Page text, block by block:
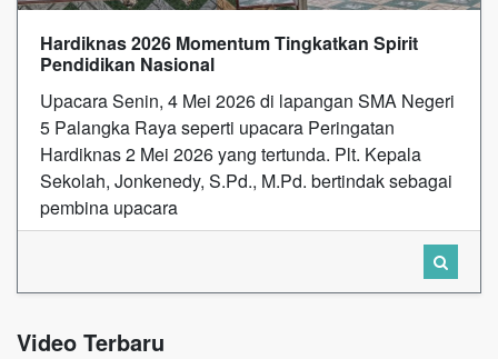
Hardiknas 2026 Momentum Tingkatkan Spirit
Pendidikan Nasional
Upacara Senin, 4 Mei 2026 di lapangan SMA Negeri
5 Palangka Raya seperti upacara Peringatan
Hardiknas 2 Mei 2026 yang tertunda. Plt. Kepala
Sekolah, Jonkenedy, S.Pd., M.Pd. bertindak sebagai
pembina upacara
Video Terbaru